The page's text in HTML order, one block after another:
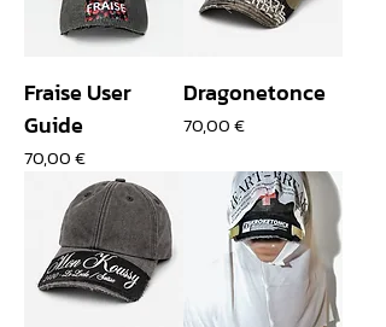
Fraise User
Guide
Prix
70,00 €
Dragonetonce
Prix
70,00 €